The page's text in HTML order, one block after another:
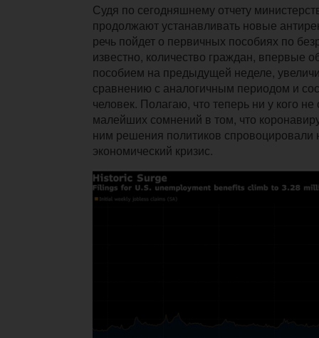
Судя по сегодняшнему отчету
продолжают устанавливать новые
речь пойдет о первичных пособиях по
известно, количество граждан, впервые
пособием на предыдущей неделе,
сравнению с аналогичным периодом и
человек. Полагаю, что теперь ни у кого не
малейших сомнений в том, что
ним решения политиков
экономический кризис.